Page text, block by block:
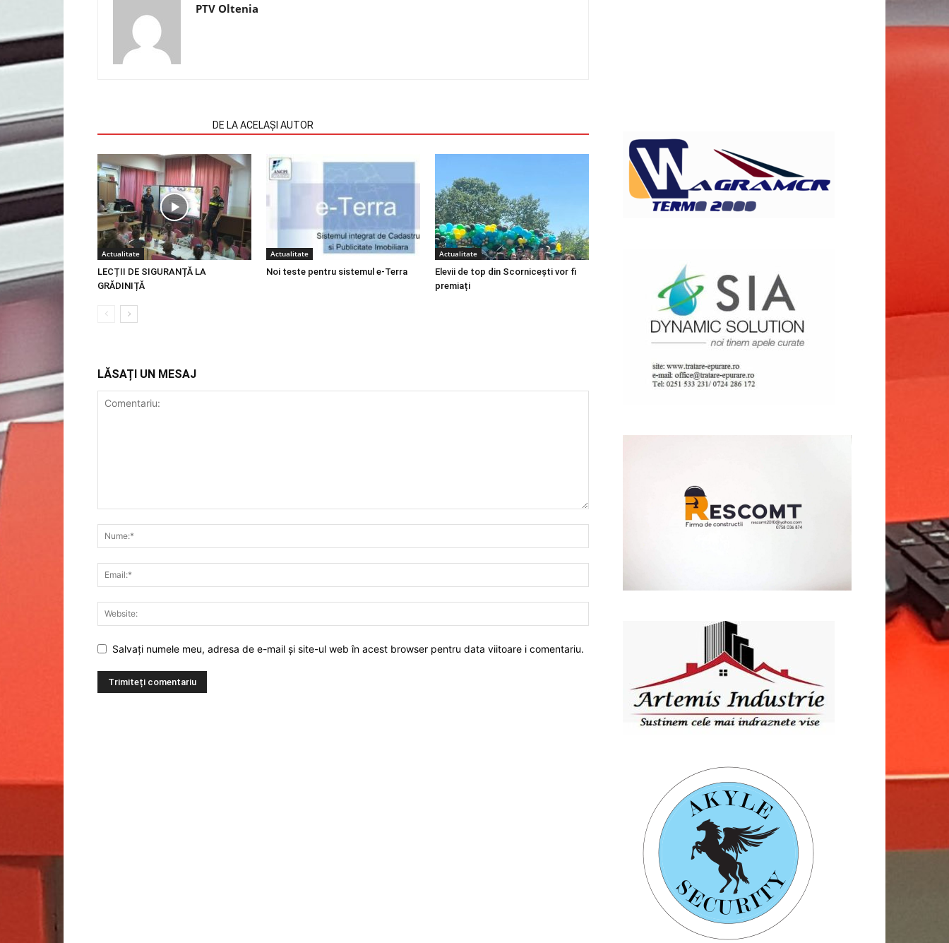
PTV Oltenia
DE LA ACELAȘI AUTOR
Actualitate
LECȚII DE SIGURANȚĂ LA
GRĂDINIȚĂ
Actualitate
Noi teste pentru sistemul e-Terra
Actualitate
Elevii de top din Scornicești vor fi
premiați
LĂSAȚI UN MESAJ
Salvați numele meu, adresa de e-mail și site-ul web în acest browser pentru data viitoare i comentariu.